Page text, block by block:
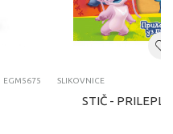
EGM5675 SLIKOVNICE
STIČ -